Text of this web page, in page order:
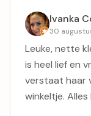
Ivanka
30
Leuke, nette
is heel lief en
verstaat haar
winkeltje.